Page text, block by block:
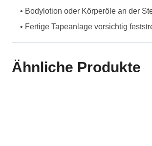
• Bodylotion oder Körperöle an der
• Fertige Tapeanlage vorsichtig
Ähnliche Produkte